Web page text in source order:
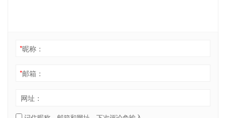
*昵称：
*邮箱：
网址：